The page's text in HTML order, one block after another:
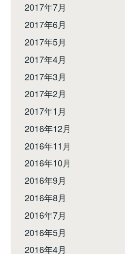
2017年7月
2017年6月
2017年5月
2017年4月
2017年3月
2017年2月
2017年1月
2016年12月
2016年11月
2016年10月
2016年9月
2016年8月
2016年7月
2016年5月
2016年4月